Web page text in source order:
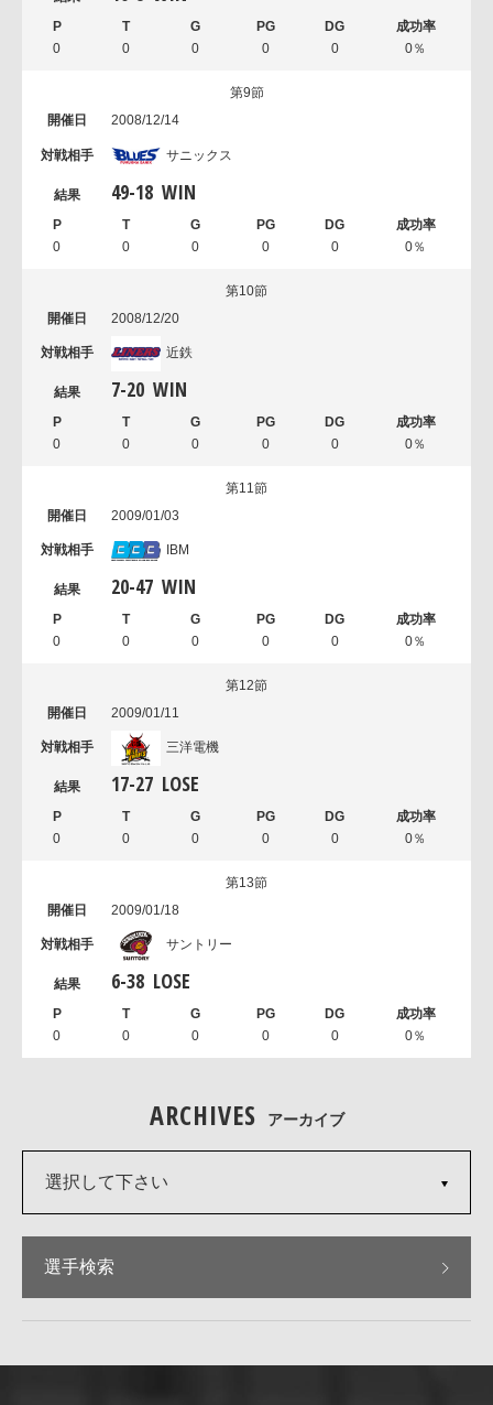
0 0 0 0 0 0％
第9節
2008/12/14
サニックス
49-18 WIN
0 0 0 0 0 0％
第10節
2008/12/20
近鉄
7-20 WIN
0 0 0 0 0 0％
第11節
2009/01/03
IBM
20-47 WIN
0 0 0 0 0 0％
第12節
2009/01/11
三洋電機
17-27 LOSE
0 0 0 0 0 0％
第13節
2009/01/18
サントリー
6-38 LOSE
0 0 0 0 0 0％
ARCHIVES アーカイブ
選択して下さい
選手検索